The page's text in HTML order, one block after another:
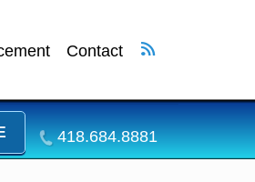
Contact
418.684.8881